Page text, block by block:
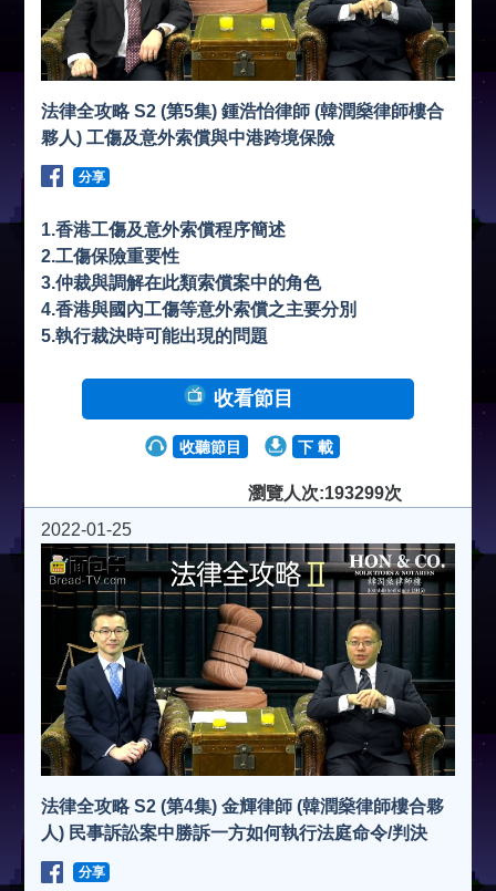
法律全攻略 S2 (第5集) 鍾浩怡律師 (韓潤燊律師樓合
夥人) 工傷及意外索償與中港跨境保險
分享
1.香港工傷及意外索償程序簡述
2.工傷保險重要性
3.仲裁與調解在此類索償案中的角色
4.香港與國內工傷等意外索償之主要分別
5.執行裁決時可能出現的問題
收看節目
收聽節目 下 載
瀏覽人次:193299次
2022-01-25
法律全攻略 S2 (第4集) 金輝律師 (韓潤燊律師樓合夥
人) 民事訴訟案中勝訴一方如何執行法庭命令/判決
分享